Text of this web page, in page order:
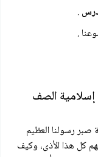
.
.
الصف
رسولنا العظيم
كل هذا الأذى، وكيف